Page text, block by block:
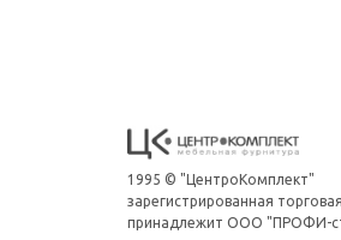
1995 © "ЦентроКомплект"
зарегистрированная
принадлежит ООО "ПРОФИ-